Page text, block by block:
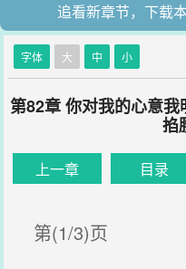
追看新章节，下载
字体 大 中 小
第82章 你对我的心意
掐
上一章 目录
第(1/3)页